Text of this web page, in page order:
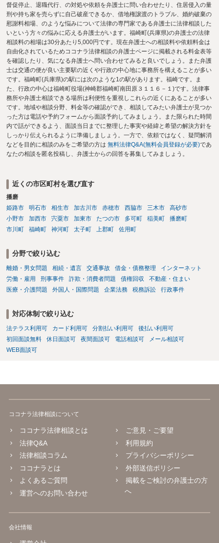
督促停止、退職代行、の対処や依頼を弁護士に問い合わせたり、住居侵入の量
刑や持ち家を売らずに自己破産できるか、借地権譲渡のトラブル、婚約破棄の
慰謝料相場、のような悩みについて法律の専門家である弁護士に法律相談した
いという方々の悩みに応える弁護士がいます。福崎町(兵庫県)の弁護士の法律
相談料の相場は30分あたり5,000円です。現在弁護士への相談料や依頼料金は
自由化されているためココナラ法律相談の弁護士ページに掲載される料金表等
を確認したり、気になる弁護士へ問い合わせてみると良いでしょう。また弁護
士は交通の便が良い主要駅の近くや行政の中心地に事務所を構えることが多い
です。福崎町(兵庫県)の駅には次のような1の駅があります。福崎です。ま
た、行政の中心は福崎町役場(神崎郡福崎町南田原３１１６－１)です。法律事
務所や弁護士相談できる場所は利便性を重視しこれらの近くにあることが多い
です。地域や相談分野、料金等の確認ができ、相談してみたい弁護士が見つか
った方は電話や予約フォームから面談予約してみましょう。また限られた時間
内で話ができるよう、面談当日までに整理した事実や経緯と希望の解決方針を
しっかり伝えられるように準備しましょう。一方で、依頼ではなく、疑問解消
などを目的に相談のみをご希望の方は 無料法律Q&A(無料会員登録が必要)であ
なたの相談を匿名投稿し、弁護士からの回答を募集してみましょう。
近くの市区町村を選び直す
播磨
姫路市
明石市 相生市 加古川市 赤穂市 西脇市 三木市
高砂市
小野市
加西市 宍粟市 加東市 たつの市 多可町 稲美町
播磨町
市川町
福崎町 神河町 太子町 上郡町 佐用町
分野で絞り込む
離婚・男女問題 相続・遺言 交通事故 借金・債務整理
インターネット
労働・雇用
刑事事件 詐欺・消費者問題 債権回収
不動産・住まい
医療・介護問題
外国人・国際問題 企業法務 税務訴訟 行政事件
対応体制で絞り込む
法テラス利用可 カード利用可 分割払い利用可
後払い利用可
初回面談無料
休日面談可 夜間面談可 電話相談可
メール相談可
WEB面談可
ココナラ法律相談について
ココナラ法律相談とは
法律Q&A
法律相談コラム
ココナラとは
よくあるご質問
運営へのお問い合わせ
ご意見・ご要望
利用規約
プライバシーポリシー
外部送信ポリシー
掲載をご検討の弁護士の方
へ
会社情報